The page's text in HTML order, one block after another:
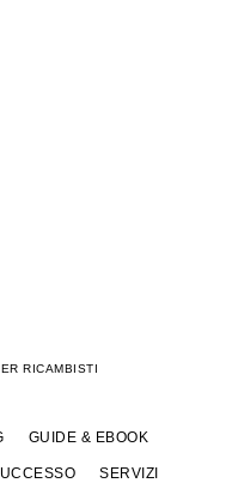
RICAMBISTI
GUIDE & EBOOK
SERVIZI